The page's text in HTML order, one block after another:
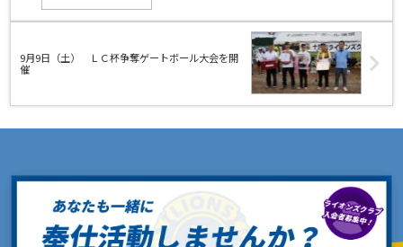
9月9日（土） ＬＣ杯争奪ゲートボール大会を開
催